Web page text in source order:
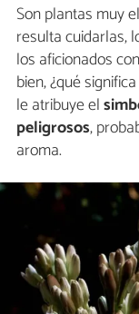
Son plantas muy
resulta cuidarlas,
los aficionados
bien, ¿qué
le atribuye el
peligrosos,
aroma.